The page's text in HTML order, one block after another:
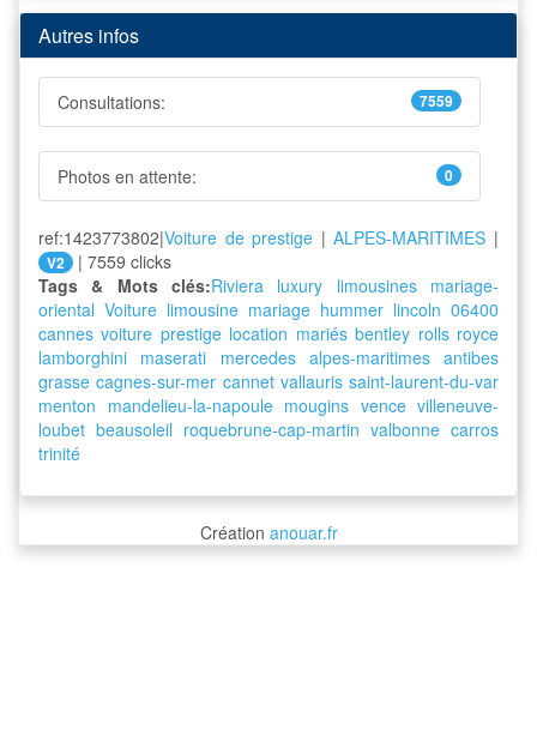
Autres infos
Consultations: 7559
Photos en attente: 0
ref:1423773802|Voiture de prestige |ALPES-MARITIMES |
V2
| 7559 clicks
Tags & Mots clés:Riviera luxury limousines
mariage-
oriental Voiture limousine mariage hummer lincoln 06400
cannes voiture prestige location mariés bentley rolls royce
lamborghini maserati mercedes alpes-maritimes antibes
grasse cagnes-sur-mer cannet vallauris saint-laurent-du-var
menton mandelieu-la-napoule mougins vence villeneuve-
loubet beausoleil roquebrune-cap-martin valbonne carros
trinité
Création anouar.fr